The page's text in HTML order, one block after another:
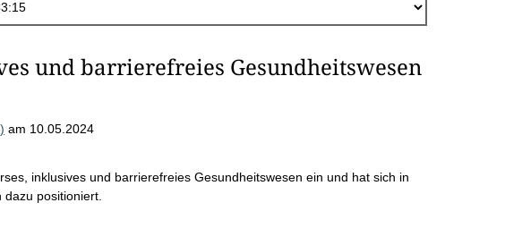
und barrierefreies Gesundheitswesen
am 10.05.2024
inklusives und barrierefreies Gesundheitswesen ein und hat sich in
positioniert.